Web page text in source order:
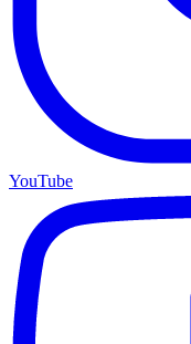
YouTube